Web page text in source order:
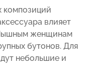
композиций
влияет
женщинам
бутонов. Для
небольшие и